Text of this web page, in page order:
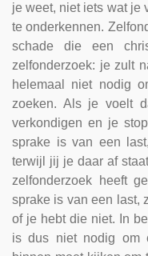
je weet, niet iets wat je
te onderkennen.
schade die een
zelfonderzoek: je zult
helemaal niet nodig
zoeken. Als je voelt
verkondigen en je
sprake is van een
terwijl jij je daar af
zelfonderzoek heeft
sprake is van een last,
of je hebt die niet. In
is dus niet nodig om